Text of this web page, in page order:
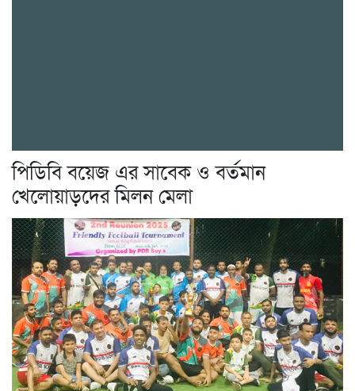
পিডিবি বয়েজ এর সাবেক ও বর্তমান
খেলোয়াড়দের মিলন মেলা